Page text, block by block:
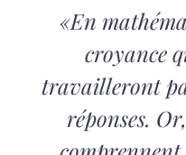
«En
croyance
travailleront
réponses.